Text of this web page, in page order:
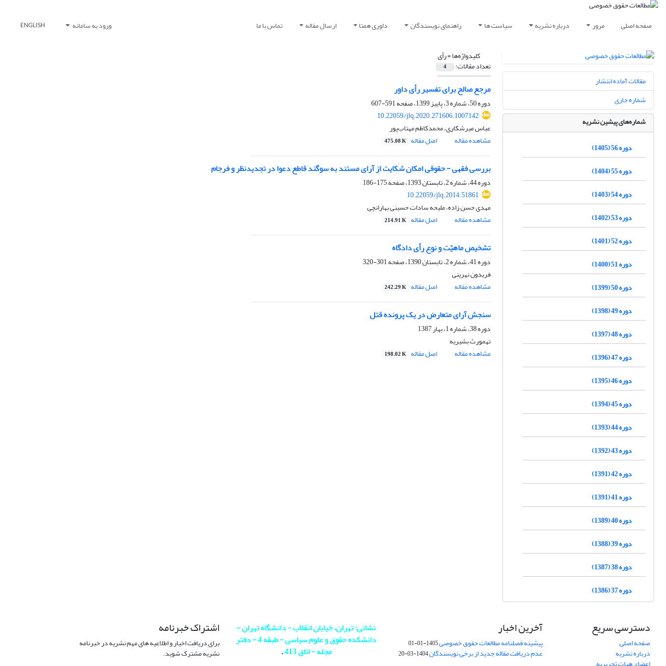
صفحه اصلی مرور درباره نشریه سیاست ها راهنمای نویسندگان داوری همتا ارسال مقاله تماس با ما ورود به سامانه ENGLISH
کلیدواژه‌ها =رأی
تعداد مقالات: 4
مرجع صالح برای تفسیر رأی داور
دوره 50، شماره 3، پاییز 1399، صفحه
591-607
10.22059/jlq.2020.271606.1007142
عباس میرشکاری، محمدکاظم مهتاب‌پور
مشاهده مقاله
اصل مقاله 475.08 K
بررسی فقهی - حقوقی امکان شکایت از آرای مستند به سوگند قاطع دعوا در تجدیدنظر و فرجام
دوره 44، شماره 2، تابستان 1393، صفحه
175-186
10.22059/jlq.2014.51861
مهدی حسن زاده، ملیحه سادات حسینی بهارانچی
مشاهده مقاله
اصل مقاله 214.91 K
تشخیص ماهیّت و نوع رأی دادگاه
دوره 41، شماره 2، تابستان 1390، صفحه
301-320
فریدون نهرینی
مشاهده مقاله
اصل مقاله 242.29 K
سنجش آرای متعارض در یک پرونده قتل
دوره 38، شماره 1، بهار 1387
تهمورث بشیریه
مشاهده مقاله
اصل مقاله 198.02 K
مقالات آماده انتشار
شماره جاری
شماره‌های پیشین نشریه
دوره 56 (1405)
دوره 55 (1404)
دوره 54 (1403)
دوره 53 (1402)
دوره 52 (1401)
دوره 51 (1400)
دوره 50 (1399)
دوره 49 (1398)
دوره 48 (1397)
دوره 47 (1396)
دوره 46 (1395)
دوره 45 (1394)
دوره 44 (1393)
دوره 43 (1392)
دوره 42 (1391)
دوره 41 (1391)
دوره 40 (1389)
دوره 39 (1388)
دوره 38 (1387)
دوره 37 (1386)
دسترسی سریع
صفحه اصلی
درباره نشریه
آخرین اخبار
پیشینه فصلنامه مطالعات حقوق خصوصی1405-01-01
عدم دریافت مقاله جدید از برخی نویسندگان1404-03-20
نشانی: تهران، خیابان انقلاب - دانشگاه تهران -
دانشکده حقوق و علوم سیاسی - طبقه 4 - دفتر
مجله - اتاق 413
.
اشتراک خبرنامه
برای دریافت اخبار و اطلاعیه های مهم نشریه در خبرنامه
نشریه مشترک شوید.